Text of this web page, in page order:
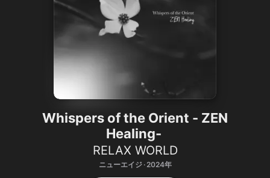
ラジオ
Whispers of the Orient - ZEN
Healing-
RELAX WORLD
ニューエイジ · 2024年